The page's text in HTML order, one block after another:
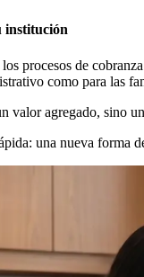
institución
procesos de
como para las
agregado, sino
una nueva forma